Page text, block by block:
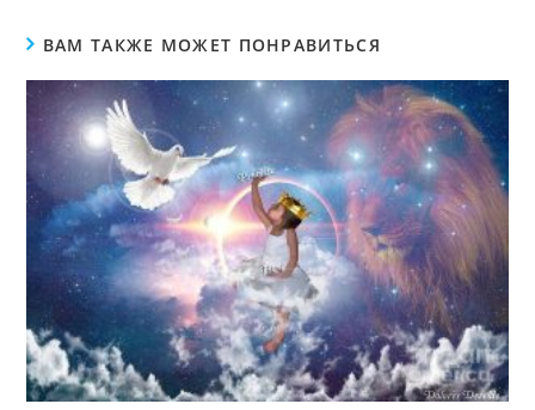
ВАМ ТАКЖЕ МОЖЕТ ПОНРАВИТЬСЯ